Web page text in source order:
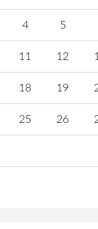
4 5
11 12
18 19
25 26